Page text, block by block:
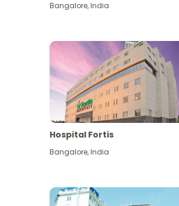
Bangalore,India
Hospital Fortis
Bangalore,India